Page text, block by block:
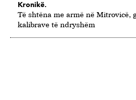
Kronikë.
Të shtëna me armë në Mitrovicë,
kalibrave të ndryshëm